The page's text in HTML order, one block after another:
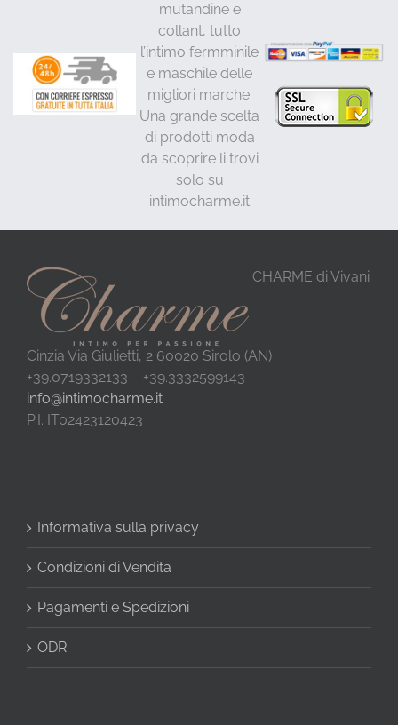
mutandine e
collant, tutto
l’intimo fermminile
e maschile delle
migliori marche.
Una grande scelta
di prodotti moda
da scoprire li trovi
solo su
intimocharme.it
CHARME di Vivani
Cinzia Via Giulietti, 2 60020 Sirolo (AN)
+39.0719332133 – +39.3332599143
info@intimocharme.it
P.I. IT02423120423
Informativa sulla privacy
Condizioni di Vendita
Pagamenti e Spedizioni
ODR